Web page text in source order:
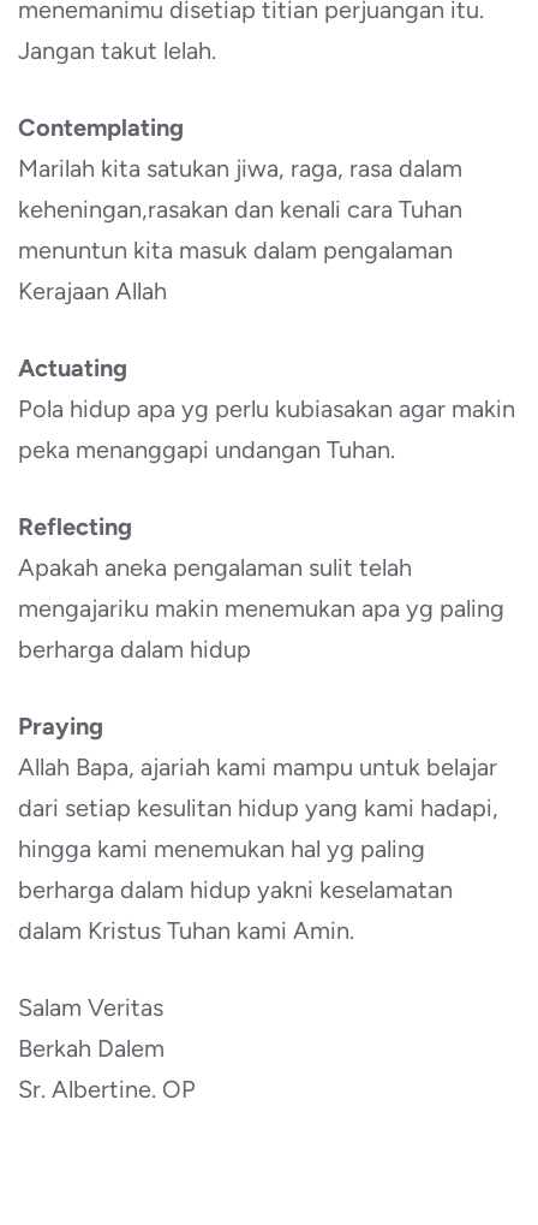
menemanimu disetiap titian perjuangan itu.
Jangan takut lelah.
Contemplating
Marilah kita satukan jiwa, raga, rasa dalam
keheningan,rasakan dan kenali cara Tuhan
menuntun kita masuk dalam pengalaman
Kerajaan Allah
Actuating
Pola hidup apa yg perlu kubiasakan agar makin
peka menanggapi undangan Tuhan.
Reflecting
Apakah aneka pengalaman sulit telah
mengajariku makin menemukan apa yg paling
berharga dalam hidup
Praying
Allah Bapa, ajariah kami mampu untuk belajar
dari setiap kesulitan hidup yang kami hadapi,
hingga kami menemukan hal yg paling
berharga dalam hidup yakni keselamatan
dalam Kristus Tuhan kami Amin.
Salam Veritas
Berkah Dalem
Sr. Albertine. OP